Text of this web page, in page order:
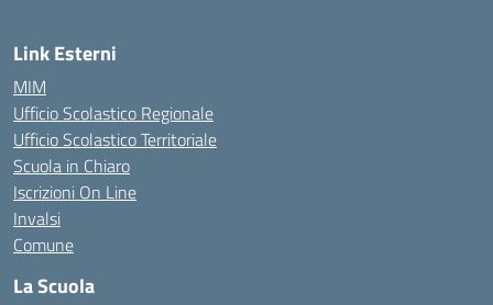
Link Esterni
MIM
Ufficio Scolastico Regionale
Ufficio Scolastico Territoriale
Scuola in Chiaro
Iscrizioni On Line
Invalsi
Comune
La Scuola